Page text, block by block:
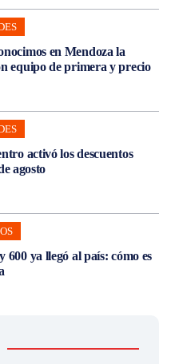
en Mendoza la
equipo de primera y precio
activó los descuentos
agosto
ya llegó al país: cómo es